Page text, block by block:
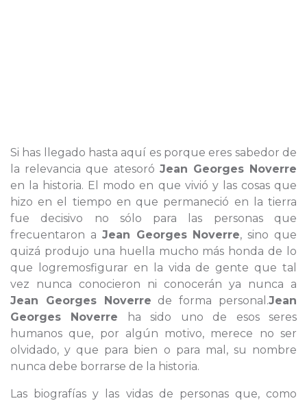
Si has llegado hasta aquí es porque eres sabedor de
la relevancia que atesoró Jean Georges Noverre
en la historia. El modo en que vivió y las cosas que
hizo en el tiempo en que permaneció en la tierra
fue decisivo no sólo para las personas que
frecuentaron a Jean Georges Noverre, sino que
quizá produjo una huella mucho más honda de lo
que logremosfigurar en la vida de gente que tal
vez nunca conocieron ni conocerán ya nunca a
Jean Georges Noverre de forma personal.Jean
Georges Noverre ha sido uno de esos seres
humanos que, por algún motivo, merece no ser
olvidado, y que para bien o para mal, su nombre
nunca debe borrarse de la historia.
Las biografías y las vidas de personas que, como